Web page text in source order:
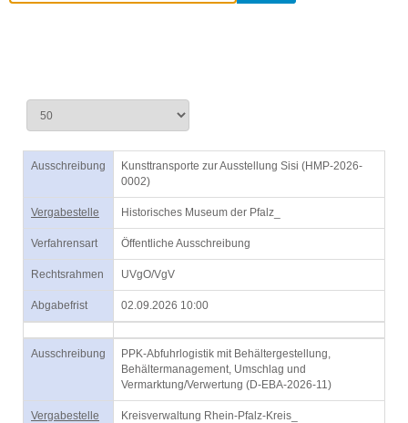
Ausschreibung
Kunsttransporte zur Ausstellung Sisi (HMP-2026-
0002)
Vergabestelle Historisches Museum der Pfalz_
Verfahrensart Öffentliche Ausschreibung
Rechtsrahmen UVgO/VgV
Abgabefrist 02.09.2026 10:00
Ausschreibung
PPK-Abfuhrlogistik mit Behältergestellung,
Behältermanagement, Umschlag und
Vermarktung/Verwertung (D-EBA-2026-11)
Vergabestelle Kreisverwaltung Rhein-Pfalz-Kreis_